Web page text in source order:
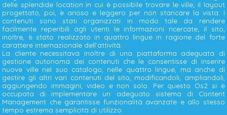
delle splendide location in cui è possibile trovare le ville; il layout
progettato, poi, è arioso e leggero per non stancare la vista. I
contenuti sono stati organizzati in modo tale da rendere
facilmente reperibili agli utenti le informazioni ricercate; il sito,
inoltre, è stato realizzato in quattro lingue in ragione del forte
carattere internazionale dell’attività.
La cliente necessitava inoltre di una piattaforma adeguata di
gestione autonoma dei contenuti che le consentisse di inserire
nuove ville nel suo catalogo, nelle quattro lingue, ma anche di
gestire gli altri vari contenuti del sito, modificandoli, ampliandoli,
aggiungendo immagini, video e non solo. Per questo Os2 si è
occupata di implementare un adeguato sistema di Content
Management che garantisse funzionalità avanzate e allo stesso
tempo estrema semplicità di utilizzo.